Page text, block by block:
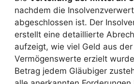
nachdem die
abgeschlossen ist. Der
erstellt eine detaillierte
aufzeigt, wie viel Geld aus
Vermögenswerte erzielt
Betrag jedem Gläubiger